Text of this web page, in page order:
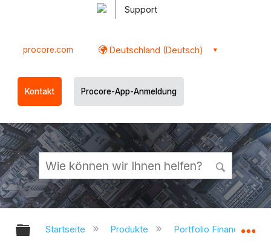
Support
procore.com Deutschland (Deutsch)
Kontakt Procore-App-Anmeldung
Globale Hierarchie auf- und
Startseite Produkte Portfolio Financials